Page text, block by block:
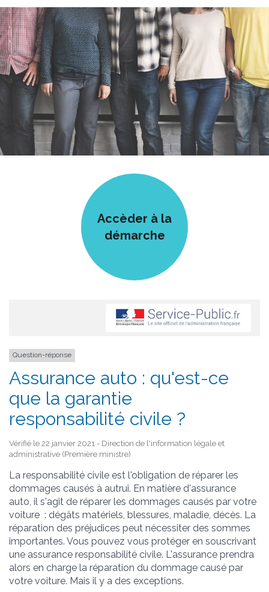
Accèder à la
démarche
Question-réponse
Assurance auto : qu'est-ce
que la garantie
responsabilité civile ?
Vérifié le 22 janvier 2021 - Direction de l'information légale et
administrative (Première ministre)
La responsabilité civile est l'obligation de réparer les
dommages causés à autrui. En matière d'assurance
auto, il s'agit de réparer les dommages causés par votre
voiture : dégâts matériels, blessures, maladie, décès. La
réparation des préjudices peut nécessiter des sommes
importantes. Vous pouvez vous protéger en souscrivant
une assurance responsabilité civile. L'assurance prendra
alors en charge la réparation du dommage causé par
votre voiture. Mais il y a des exceptions.